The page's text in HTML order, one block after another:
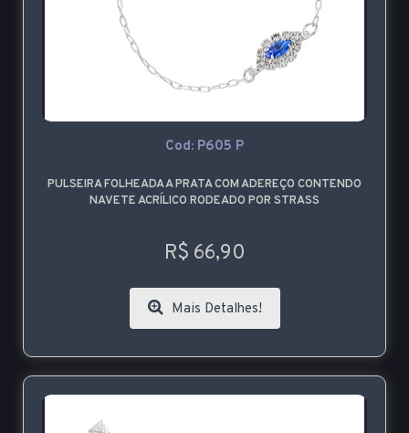
Cod: P605 P
PULSEIRA FOLHEADA A PRATA COM ADEREÇO CONTENDO
NAVETE ACRÍLICO RODEADO POR STRASS
R$ 66,90
Mais Detalhes!